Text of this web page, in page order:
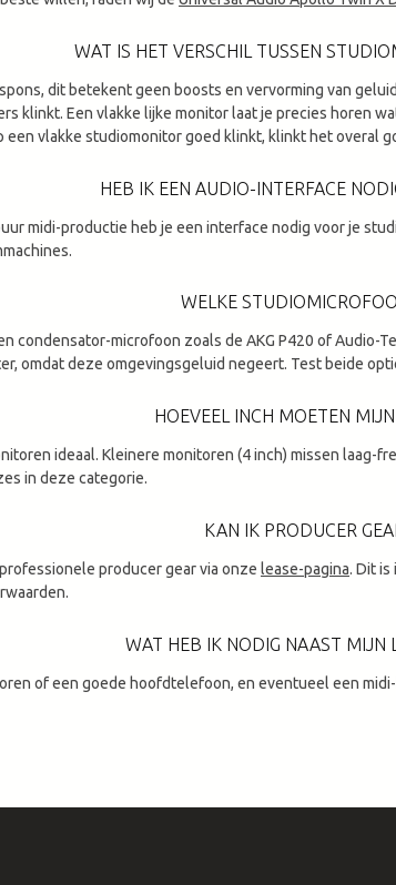
WAT IS HET VERSCHIL TUSSEN
dit betekent geen boosts en vervorming van
klinkt. Een vlakke lijke monitor laat je precies horen
vlakke studiomonitor goed klinkt, klinkt het overal
HEB IK EEN AUDIO-INTERFACE
midi-productie heb je een interface nodig voor je
WELKE
condensator-microfoon zoals de AKG P420 of
omdat deze omgevingsgeluid negeert. Test beide
HOEVEEL INCH MOETEN
ideaal. Kleinere monitoren (4 inch) missen
in deze categorie.
KAN IK PRODUCER
producer gear via onze lease-pagina. Dit
WAT HEB IK NODIG NAAST MIJN
of een goede hoofdtelefoon, en eventueel een